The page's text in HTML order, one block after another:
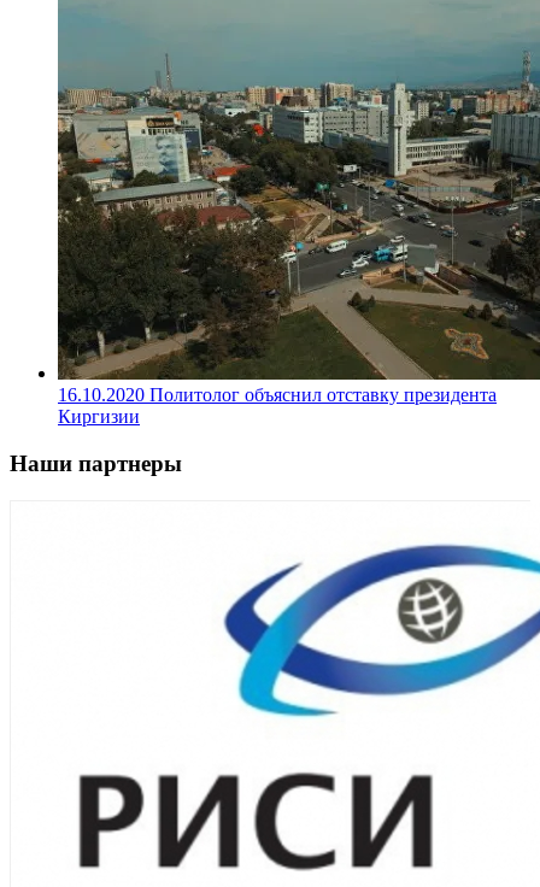
16.10.2020 Политолог объяснил отставку президента
Киргизии
Наши партнеры